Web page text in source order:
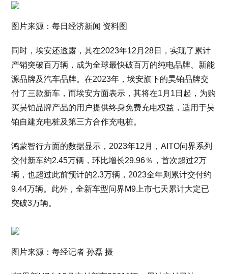
图片来源：每日经济新闻 资料图
同时，埃安还透露，其在2023年12月28日，实现了累计
产销突破百万辆，成为全球最快破百万的纯电品牌、新能
源品牌及汽车品牌。在2023年，埃安旗下的昊铂品牌交
付了三款新车，而埃安方面表示，其将在1月1日起，为购
买昊铂品牌产品的用户提供终身免费充电权益，适用于昊
铂自建充电桩及第三方合作充电桩。
鸿蒙智行方面的数据显示，2023年12月，AITO问界系列
交付新车约2.45万辆，环比增长29.96％，首次超过2万
辆，也超过此前预计的2.3万辆，2023全年则累计交付约
9.44万辆。此外，全新车型问界M9上市七天累计大定已
突破3万辆。
图片来源：每经记者 孙磊 摄